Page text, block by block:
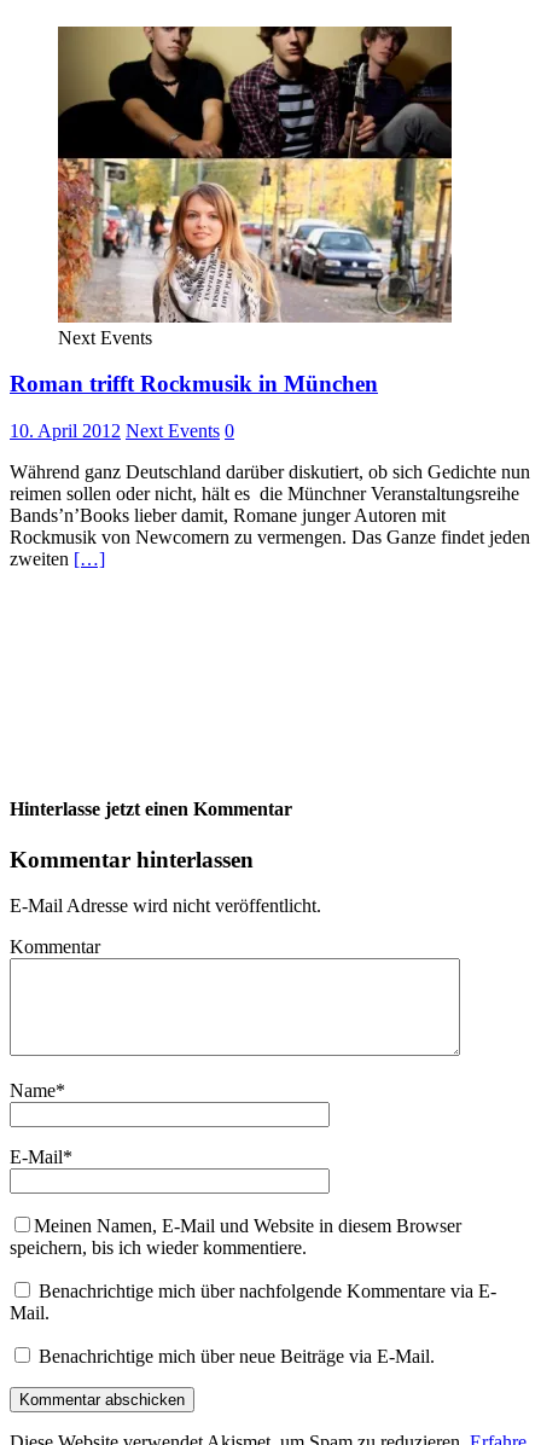
Next Events
Roman trifft Rockmusik in München
10. April 2012 Next Events 0
Während ganz Deutschland darüber diskutiert, ob sich Gedichte nun
reimen sollen oder nicht, hält es die Münchner Veranstaltungsreihe
Bands’n’Books lieber damit, Romane junger Autoren mit
Rockmusik von Newcomern zu vermengen. Das Ganze findet jeden
zweiten […]
Hinterlasse jetzt einen Kommentar
Kommentar hinterlassen
E-Mail Adresse wird nicht veröffentlicht.
Kommentar
Name*
E-Mail*
Meinen Namen, E-Mail und Website in diesem Browser
speichern, bis ich wieder kommentiere.
Benachrichtige mich über nachfolgende Kommentare via E-
Mail.
Benachrichtige mich über neue Beiträge via E-Mail.